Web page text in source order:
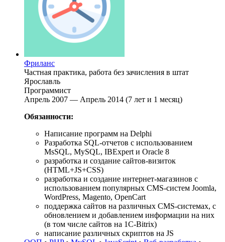
Фриланс
Частная практика, работа без зачисления в штат
Ярославль
Программист
Апрель 2007 — Апрель 2014 (7 лет и 1 месяц)
Обязанности:
Написание программ на Delphi
Разработка SQL-отчетов с использованием
MsSQL, MySQL, IBExpert и Oracle 8
разработка и создание сайтов-визиток
(HTML+JS+CSS)
разработка и создание интернет-магазинов с
использованием популярных CMS-систем Joomla,
WordPress, Magento, OpenCart
поддержка сайтов на различных CMS-системах, с
обновлением и добавлением информации на них
(в том числе сайтов на 1C-Bitrix)
написание различных скриптов на JS